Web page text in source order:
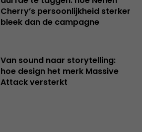
Cherry’s persoonlijkheid sterker
bleek dan de campagne
Van sound naar storytelling:
hoe design het merk Massive
Attack versterkt